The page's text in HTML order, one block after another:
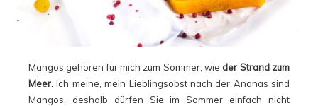
Mangos gehören für mich zum Sommer, wie der Strand zum
Meer. Ich meine, mein Lieblingsobst nach der Ananas sind
Mangos, deshalb dürfen Sie im Sommer einfach nicht